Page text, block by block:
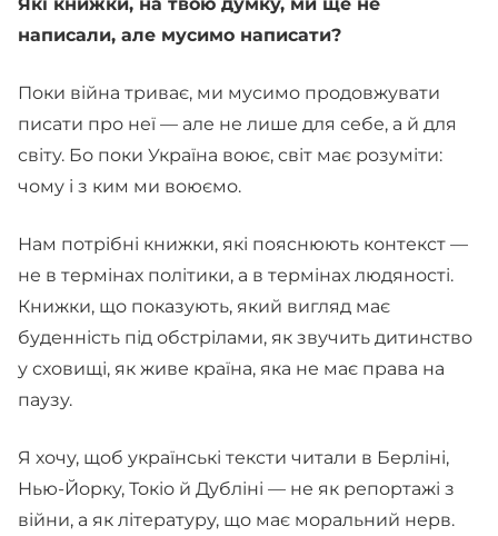
написали, але мусимо написати?
Поки війна триває, ми мусимо продовжувати
писати про неї — але не лише для себе, а й для
світу. Бо поки Україна воює, світ має розуміти:
чому і з ким ми воюємо.
Нам потрібні книжки, які пояснюють контекст —
не в термінах політики, а в термінах людяності.
Книжки, що показують, який вигляд має
буденність під обстрілами, як звучить дитинство
у сховищі, як живе країна, яка не має права на
паузу.
Я хочу, щоб українські тексти читали в Берліні,
Нью-Йорку, Токіо й Дубліні — не як репортажі з
війни, а як літературу, що має моральний нерв.